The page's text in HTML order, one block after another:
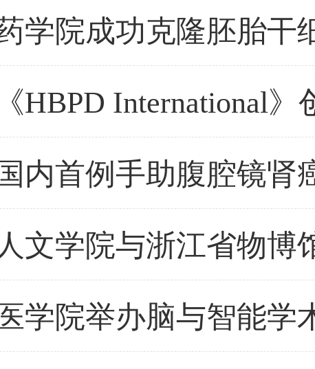
《HBPD International》
医学院举办脑与智能学